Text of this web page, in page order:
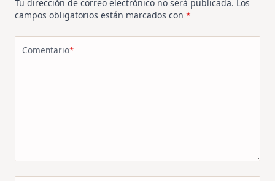
Tu dirección de correo electrónico no será publicada. Los
campos obligatorios están marcados con *
Comentario*